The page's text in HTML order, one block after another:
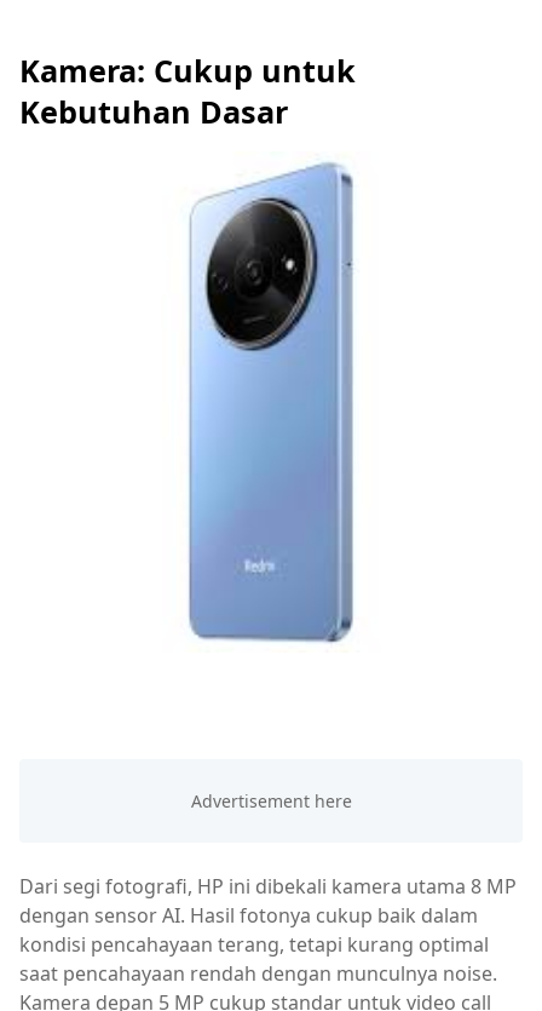
Kamera: Cukup untuk
Kebutuhan Dasar
Dari segi fotografi, HP ini dibekali kamera utama 8 MP
dengan sensor AI. Hasil fotonya cukup baik dalam
kondisi pencahayaan terang, tetapi kurang optimal
saat pencahayaan rendah dengan munculnya noise.
Kamera depan 5 MP cukup standar untuk video call